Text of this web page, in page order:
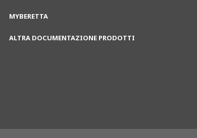
MYBERETTA
ALTRA DOCUMENTAZIONE PRODOTTI